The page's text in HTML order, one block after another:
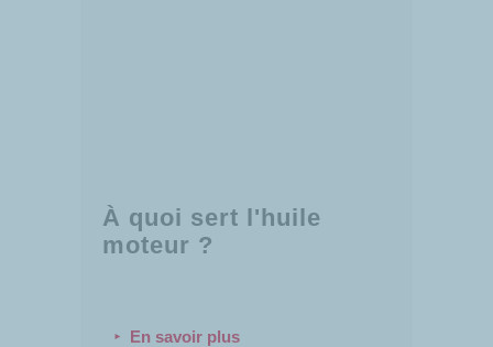
À quoi sert l'huile
moteur ?
En savoir plus